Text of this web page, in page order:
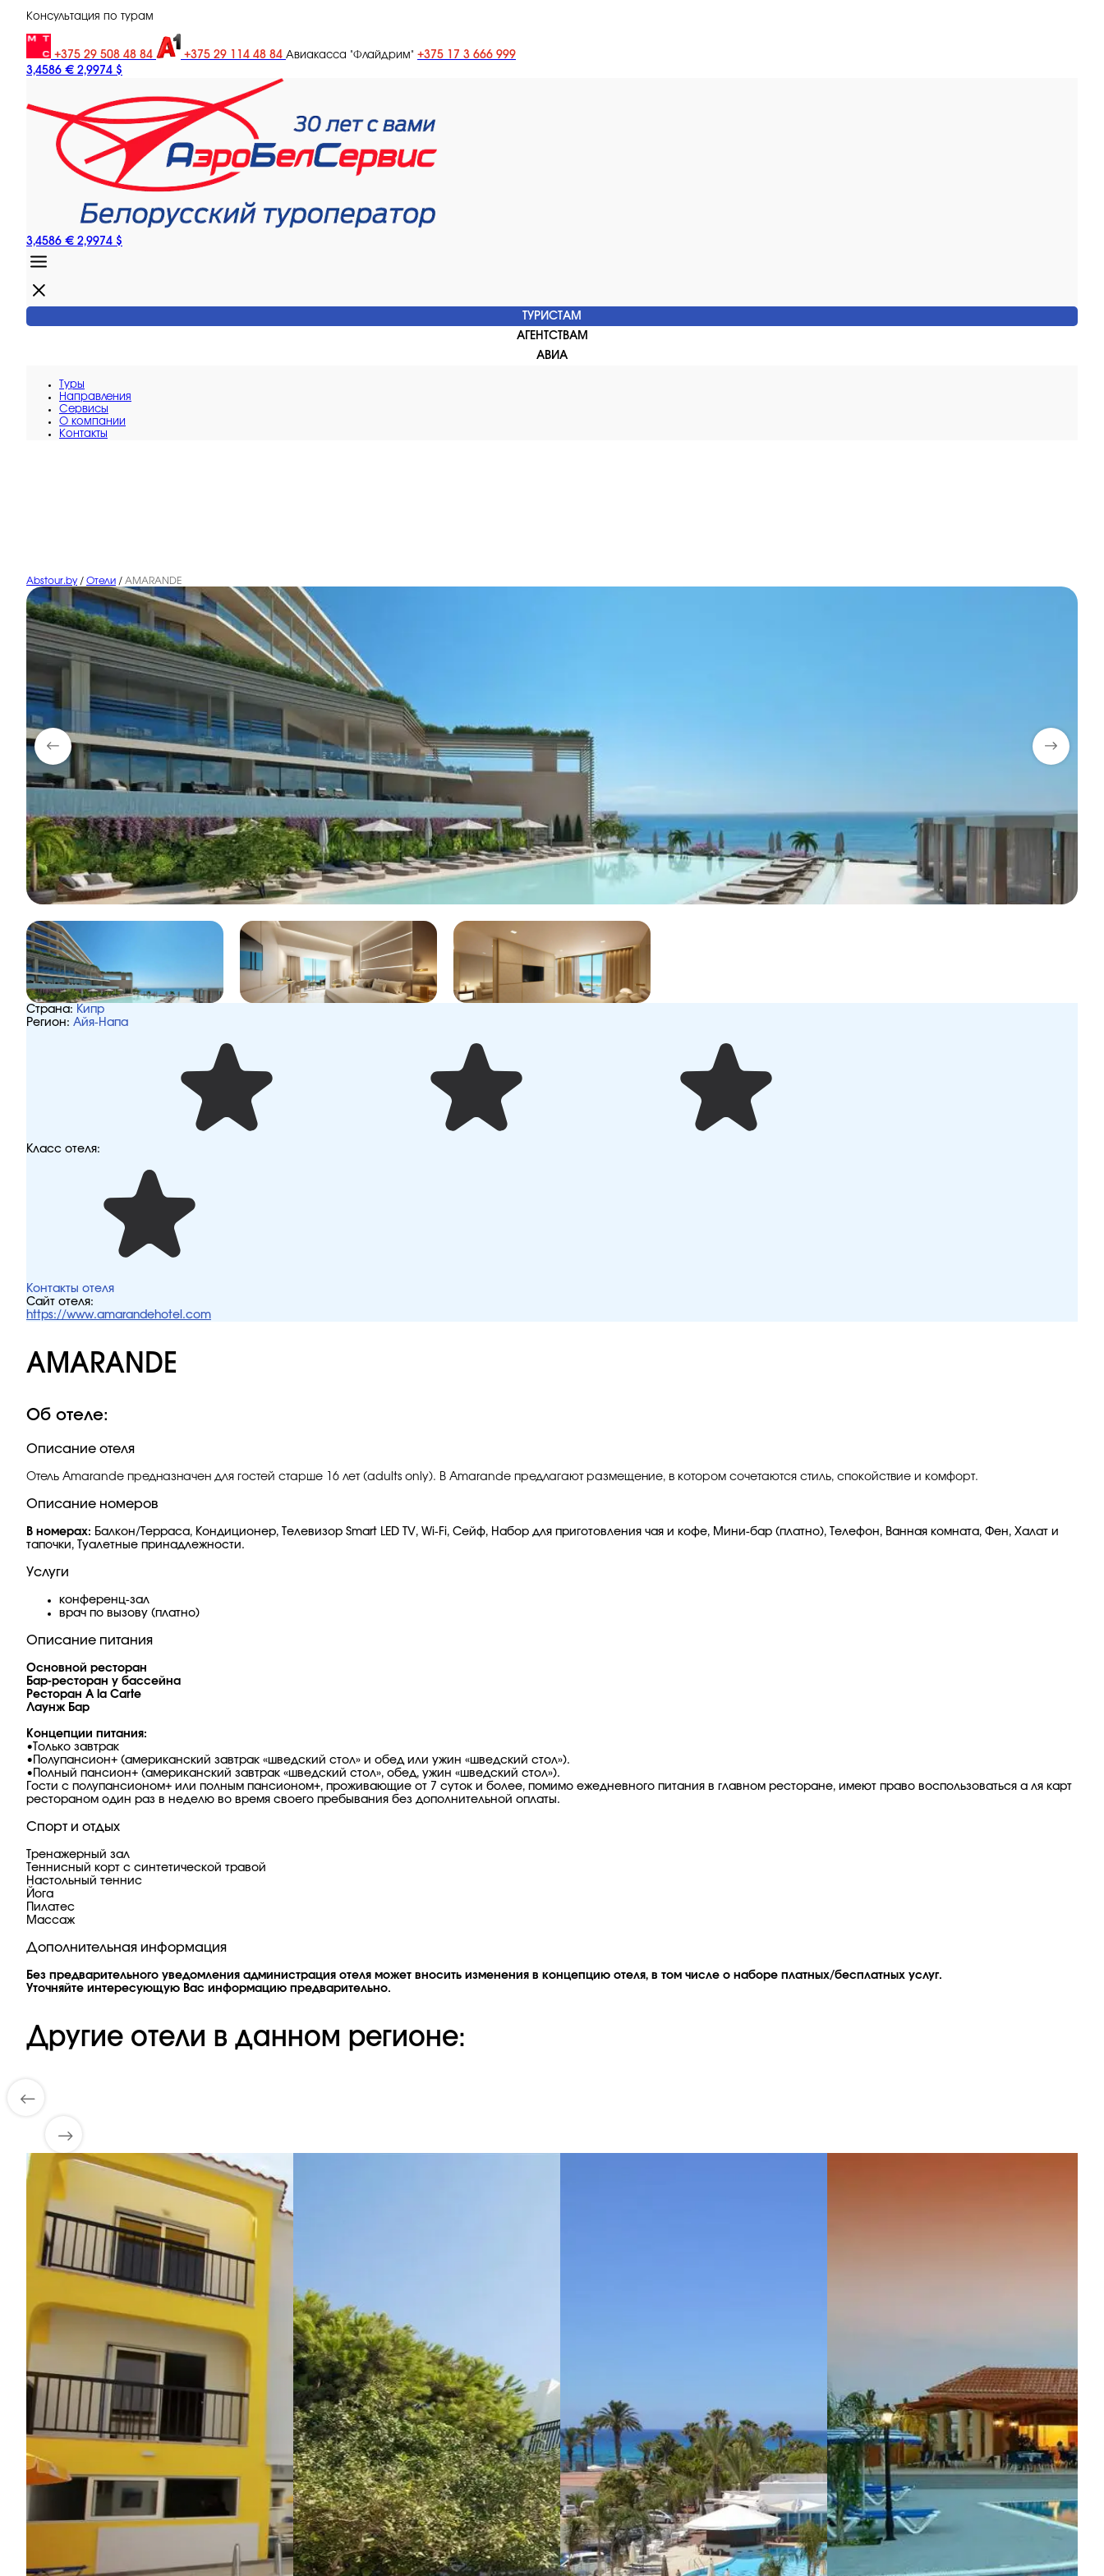
Консультация по турам
+375 29 508 48 84 +375 29 114 48 84 Авиакасса "Флайдрим" +375 17 3 666 999
3,4586 € 2,9974 $
3,4586 € 2,9974 $
ТУРИСТАМ
АГЕНТСТВАМ
АВИА
Туры
Направления
Сервисы
O компании
Контакты
Abstour.by / Отели / AMARANDE
Страна: Кипр
Регион: Айя-Напа
Класс отеля:
Контакты отеля
Сайт отеля:
https://www.amarandehotel.com
AMARANDE
Об отеле:
Описание отеля
Отель Amarande предназначен для гостей старше 16 лет (adults only). В Amarande предлагают размещение, в котором сочетаются стиль, спокойствие и комфорт.
Описание номеров
В номерах: Балкон/Терраса, Кондиционер, Телевизор Smart LED TV, Wi-Fi, Сейф, Набор для приготовления чая и кофе, Мини-бар (платно), Телефон, Ванная комната, Фен, Халат и
тапочки, Туалетные принадлежности.
Услуги
конференц-зал
врач по вызову (платно)
Описание питания
Основной ресторан
Бар-ресторан у бассейна
Ресторан A la Carte
Лаунж Бар
Концепции питания:
•Только завтрак
•Полупансион+ (американский завтрак «шведский стол» и обед или ужин «шведский стол»).
•Полный пансион+ (американский завтрак «шведский стол», обед, ужин «шведский стол»).
Гости с полупансионом+ или полным пансионом+, проживающие от 7 суток и более, помимо ежедневного питания в главном ресторане, имеют право воспользоваться а ля карт
рестораном один раз в неделю во время своего пребывания без дополнительной оплаты.
Спорт и отдых
Тренажерный зал
Теннисный корт с синтетической травой
Настольный теннис
Йога
Пилатес
Массаж
Дополнительная информация
Без предварительного уведомления администрация отеля может вносить изменения в концепцию отеля, в том числе о наборе платных/бесплатных услуг.
Уточняйте интересующую Вас информацию предварительно.
Другие отели в данном регионе: